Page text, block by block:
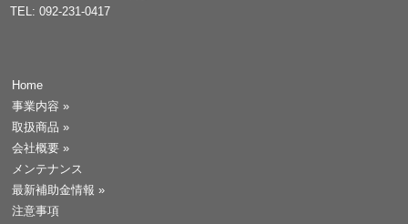
TEL: 092-231-0417
Home
事業内容 »
取扱商品 »
会社概要 »
メンテナンス
最新補助金情報 »
注意事項